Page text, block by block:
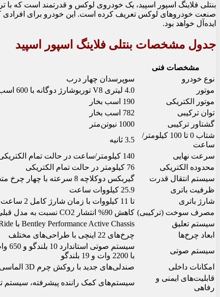
بنتلی فلاینگ اسپور اسپید، یک خودروی لوکس و قدرتمند است که با
صنعت خودروهای لوکس تعریف کرده است. این خودرو برای افرادی که
ایده‌آل خواهد بود.
جدول مشخصات بنتلی فلاینگ اسپور اسپید
مشخصات فنی
نوع خودرو
سوپرسدان چهار درب
موتور
4.0 لیتری V8 توربوشارژ دوگانه با 600 اسب بخار
موتور الکتریکی
190 اسب بخار
توان ترکیبی
782 اسب بخار
گشتاور ترکیبی
1000 نیوتن‌متر
شتاب 0 تا 100 کیلومتر/
ساعت
3.5 ثانیه
سرعت نهایی
140 کیلومتر/ساعت در حالت تمام الکتریکی
محدوده الکتریکی
76 کیلومتر در حالت تمام الکتریکی
سیستم انتقال قدرت
گیربکس دوکلاچه 8 سرعته با چهار چرخ متحرک
ظرفیت باتری
25.9 کیلووات ساعت
شارژ باتری
تا 11 کیلووات با زمان شارژ کامل 2 ساعت و 45 دقیقه
مصرف سوخت (ترکیبی) کاهش 90% انتشار CO2 نسبت به مدل قبلی
سیستم تعلیق
Bentley Performance Active Chassis با Bentley Dynamic Ride و All-Wheel Steering
ابعاد چرخ‌ها
چرخ‌های 22 اینچی با طراحی‌های مختلف
سیستم صوتی
با 2200 وات و 19 بلندگو
امکانات داخلی
صندلی‌های جدید با روکش چرم 3D الماسی، نمایشگر چرخشی Bentley Rotating Display
قابلیت‌های ایمنی و
رفاهی
سیستم‌های کمک راننده پیشرفته، سیستم